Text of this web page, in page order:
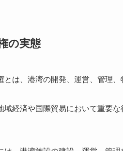
の実態
とは、港湾の開発、運営、管理
域経済や国際貿易において重要